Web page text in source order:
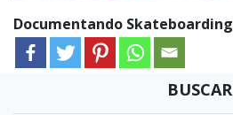
Documentando Skateboarding
BUSCAR